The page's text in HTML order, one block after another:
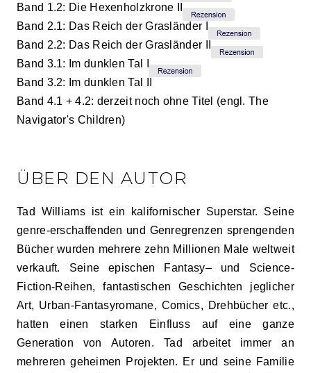
Band 1.2: Die Hexenholzkrone II
Band 2.1: Das Reich der Grasländer I
Band 2.2: Das Reich der Grasländer II
Band 3.1: Im dunklen Tal I
Band 3.2: Im dunklen Tal II
Band 4.1 + 4.2: derzeit noch ohne Titel (engl. The
Navigator's Children)
ÜBER DEN AUTOR
Tad Williams ist ein kalifornischer Superstar. Seine
genre-erschaffenden und Genregrenzen sprengenden
Bücher wurden mehrere zehn Millionen Male weltweit
verkauft. Seine epischen Fantasy– und Science-
Fiction-Reihen, fantastischen Geschichten jeglicher
Art, Urban-Fantasyromane, Comics, Drehbücher etc.,
hatten einen starken Einfluss auf eine ganze
Generation von Autoren. Tad arbeitet immer an
mehreren geheimen Projekten. Er und seine Familie